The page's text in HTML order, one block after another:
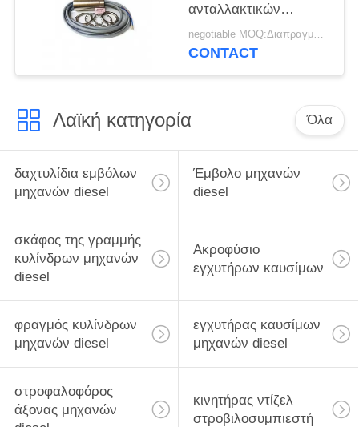
ανταλλακτικών
συγκεκριμένων
αντλιών εύκολος να
negotiable MOQ:Διαπραγματεύσιμο
CONTACT
Λαϊκή κατηγορία Όλα
δαχτυλίδια εμβόλων
μηχανών diesel
Έμβολο μηχανών
diesel
σκάφος της γραμμής
κυλίνδρων μηχανών
diesel
Ακροφύσιο
εγχυτήρων καυσίμων
φραγμός κυλίνδρων
μηχανών diesel
εγχυτήρας καυσίμων
μηχανών diesel
στροφαλοφόρος
άξονας μηχανών
κινητήρας ντίζελ
στροβιλοσυμπιεστή